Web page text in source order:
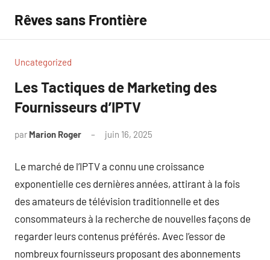
contenu
Rêves sans Frontière
Uncategorized
Les Tactiques de Marketing des
Fournisseurs d’IPTV
par Marion Roger juin 16, 2025
Le marché de l’IPTV a connu une croissance
exponentielle ces dernières années, attirant à la fois
des amateurs de télévision traditionnelle et des
consommateurs à la recherche de nouvelles façons de
regarder leurs contenus préférés. Avec l’essor de
nombreux fournisseurs proposant des abonnements